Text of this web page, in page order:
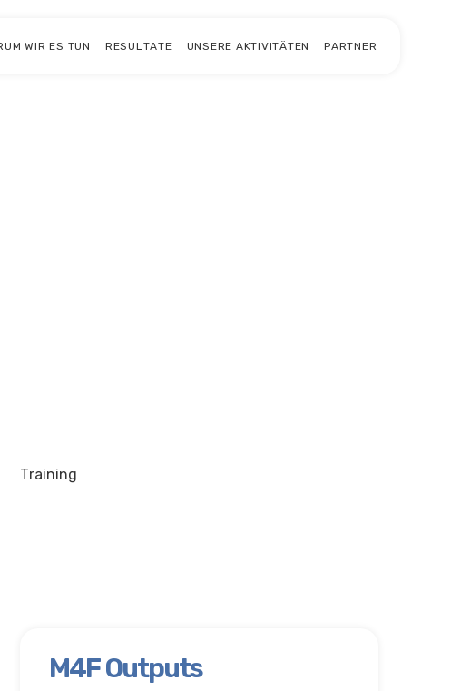
WIR ES TUN RESULTATE UNSERE AKTIVITÄTEN PARTNER
Training
M4F Outputs